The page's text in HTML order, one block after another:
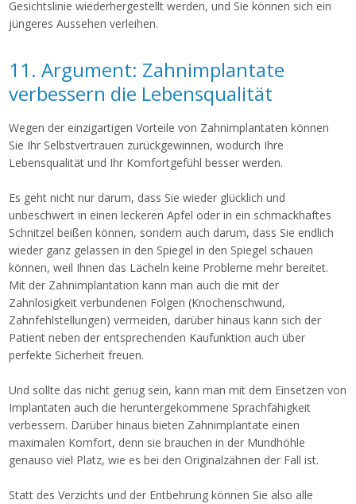
Gesichtslinie wiederhergestellt werden, und Sie können sich ein
jüngeres Aussehen verleihen.
11. Argument: Zahnimplantate
verbessern die Lebensqualität
Wegen der einzigartigen Vorteile von Zahnimplantaten können
Sie Ihr Selbstvertrauen zurückgewinnen, wodurch Ihre
Lebensqualität und Ihr Komfortgefühl besser werden.
Es geht nicht nur darum, dass Sie wieder glücklich und
unbeschwert in einen leckeren Apfel oder in ein schmackhaftes
Schnitzel beißen können, sondern auch darum, dass Sie endlich
wieder ganz gelassen in den Spiegel in den Spiegel schauen
können, weil Ihnen das Lächeln keine Probleme mehr bereitet.
Mit der Zahnimplantation kann man auch die mit der
Zahnlosigkeit verbundenen Folgen (Knochenschwund,
Zahnfehlstellungen) vermeiden, darüber hinaus kann sich der
Patient neben der entsprechenden Kaufunktion auch über
perfekte Sicherheit freuen.
Und sollte das nicht genug sein, kann man mit dem Einsetzen von
Implantaten auch die heruntergekommene Sprachfähigkeit
verbessern. Darüber hinaus bieten Zahnimplantate einen
maximalen Komfort, denn sie brauchen in der Mundhöhle
genauso viel Platz, wie es bei den Originalzähnen der Fall ist.
Statt des Verzichts und der Entbehrung können Sie also alle